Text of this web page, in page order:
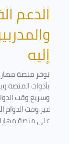
الدعم
إليه
توفر منصة
بأدوات المنصة
وسريع وقت
غير وقت الدوام
على منصة